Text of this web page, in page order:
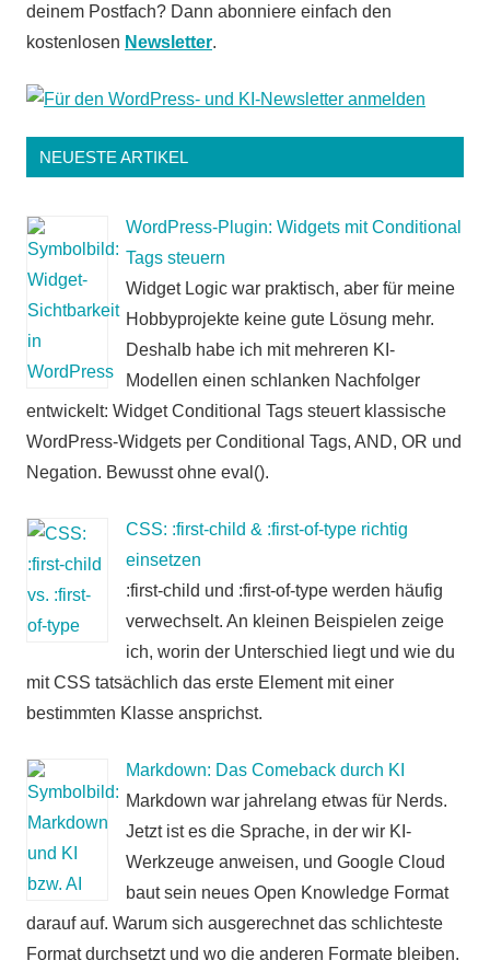
deinem Postfach? Dann abonniere einfach den
kostenlosen Newsletter.
NEUESTE ARTIKEL
WordPress-Plugin: Widgets mit Conditional
Tags steuern
Widget Logic war praktisch, aber für meine
Hobbyprojekte keine gute Lösung mehr.
Deshalb habe ich mit mehreren KI-
Modellen einen schlanken Nachfolger
entwickelt: Widget Conditional Tags steuert klassische
WordPress-Widgets per Conditional Tags, AND, OR und
Negation. Bewusst ohne eval().
CSS: :first-child & :first-of-type richtig
einsetzen
:first-child und :first-of-type werden häufig
verwechselt. An kleinen Beispielen zeige
ich, worin der Unterschied liegt und wie du
mit CSS tatsächlich das erste Element mit einer
bestimmten Klasse ansprichst.
Markdown: Das Comeback durch KI
Markdown war jahrelang etwas für Nerds.
Jetzt ist es die Sprache, in der wir KI-
Werkzeuge anweisen, und Google Cloud
baut sein neues Open Knowledge Format
darauf auf. Warum sich ausgerechnet das schlichteste
Format durchsetzt und wo die anderen Formate bleiben.